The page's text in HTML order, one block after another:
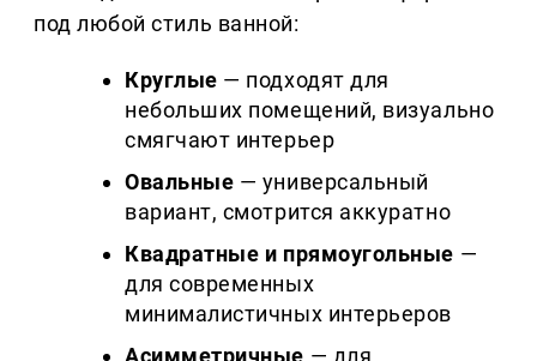
под любой стиль ванной:
Круглые — подходят для
небольших помещений, визуально
смягчают интерьер
Овальные — универсальный
вариант, смотрится аккуратно
Квадратные и прямоугольные —
для современных
минималистичных интерьеров